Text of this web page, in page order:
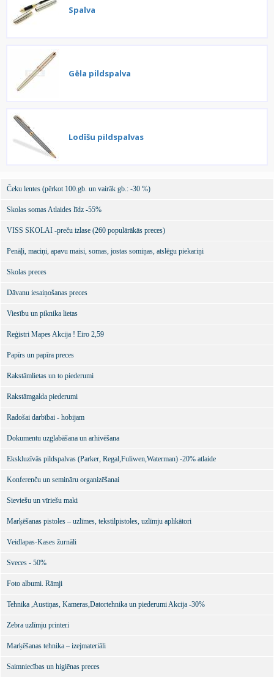
Spalva
Gēla pildspalva
Lodīšu pildspalvas
Čeku lentes (pērkot 100.gb. un vairāk gb.: -30 %)
Skolas somas Atlaides līdz -55%
VISS SKOLAI -preču izlase (260 populārākās preces)
Penāļi, maciņi, apavu maisi, somas, jostas somiņas, atslēgu piekariņi
Skolas preces
Dāvanu iesaiņošanas preces
Viesību un piknika lietas
Reģistri Mapes Akcija ! Eiro 2,59
Papīrs un papīra preces
Rakstāmlietas un to piederumi
Rakstāmgalda piederumi
Radošai darbībai - hobijam
Dokumentu uzglabāšana un arhivēšana
Ekskluzīvās pildspalvas (Parker, Regal,Fuliwen,Waterman) -20% atlaide
Konferenču un semināru organizēšanai
Sieviešu un vīriešu maki
Marķēšanas pistoles – uzlīmes, tekstilpistoles, uzlīmju aplikātori
Veidlapas-Kases žurnāli
Sveces - 50%
Foto albumi. Rāmji
Tehnika ,Austiņas, Kameras,Datortehnika un piederumi Akcija -30%
Zebra uzlīmju printeri
Marķēšanas tehnika – izejmateriāli
Saimniecības un higiēnas preces